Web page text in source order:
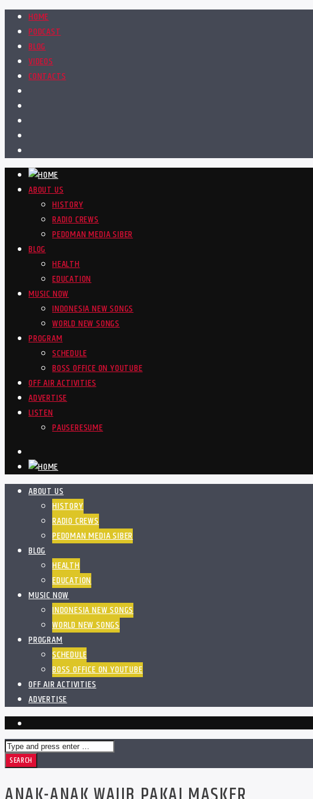
HOME
PODCAST
BLOG
VIDEOS
CONTACTS
ABOUT US
HISTORY
RADIO CREWS
PEDOMAN MEDIA SIBER
BLOG
HEALTH
EDUCATION
MUSIC NOW
INDONESIA NEW SONGS
WORLD NEW SONGS
PROGRAM
SCHEDULE
BOSS OFFICE ON YOUTUBE
OFF AIR ACTIVITIES
ADVERTISE
LISTEN
PAUSERESUME
ABOUT US
HISTORY
RADIO CREWS
PEDOMAN MEDIA SIBER
BLOG
HEALTH
EDUCATION
MUSIC NOW
INDONESIA NEW SONGS
WORLD NEW SONGS
PROGRAM
SCHEDULE
BOSS OFFICE ON YOUTUBE
OFF AIR ACTIVITIES
ADVERTISE